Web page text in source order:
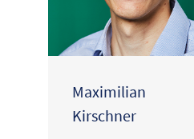
Maximilian
Kirschner